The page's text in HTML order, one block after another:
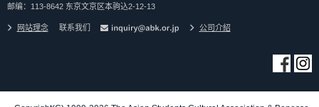
邮编：113-8642 东京文京区本驹込2-12-13
网站理念 联系我们 公司介紹